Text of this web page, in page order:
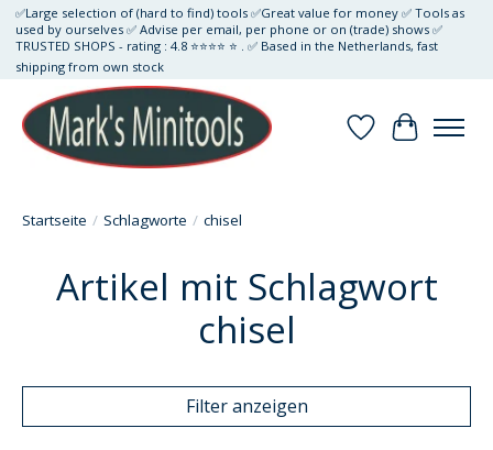
✅Large selection of (hard to find) tools ✅Great value for money ✅ Tools as
used by ourselves ✅ Advise per email, per phone or on (trade) shows ✅
TRUSTED SHOPS - rating : 4.8 ⭐⭐⭐⭐ ⭐ . ✅ Based in the Netherlands, fast
shipping from own stock
Wunschzettel
Ihr
Startseite / Schlagworte / chisel
Artikel mit Schlagwort
chisel
Filter anzeigen